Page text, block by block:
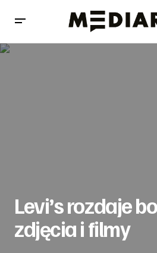
Levi’s rozdaje
zdjęcia i filmy